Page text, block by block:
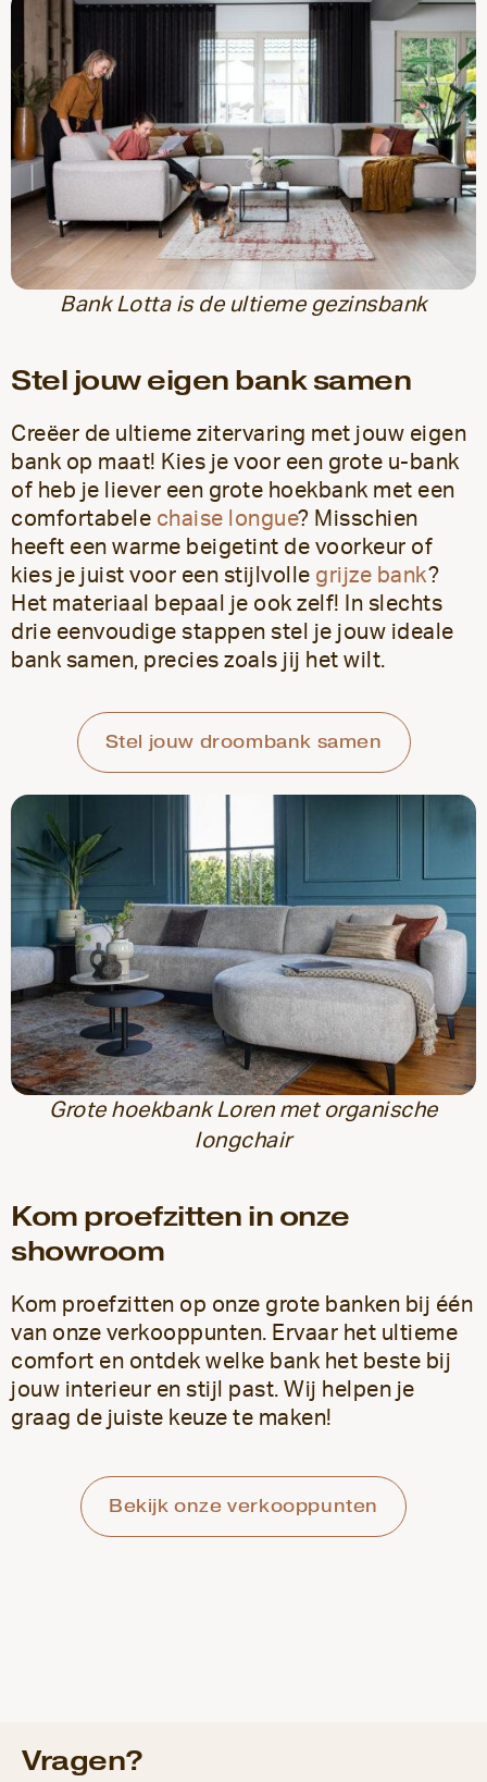
Bank Lotta is de ultieme gezinsbank
Stel jouw eigen bank samen
Creëer de ultieme zitervaring met jouw eigen
bank op maat! Kies je voor een grote u-bank
of heb je liever een grote hoekbank met een
comfortabele chaise longue? Misschien
heeft een warme beigetint de voorkeur of
kies je juist voor een stijlvolle grijze bank?
Het materiaal bepaal je ook zelf! In slechts
drie eenvoudige stappen stel je jouw ideale
bank samen, precies zoals jij het wilt.
Stel jouw droombank samen
Grote hoekbank Loren met organische
longchair
Kom proefzitten in onze
showroom
Kom proefzitten op onze grote banken bij één
van onze verkooppunten. Ervaar het ultieme
comfort en ontdek welke bank het beste bij
jouw interieur en stijl past. Wij helpen je
graag de juiste keuze te maken!
Bekijk onze verkooppunten
Vragen?